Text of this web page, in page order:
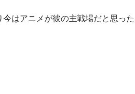
はアニメが彼の主戦場だと思った